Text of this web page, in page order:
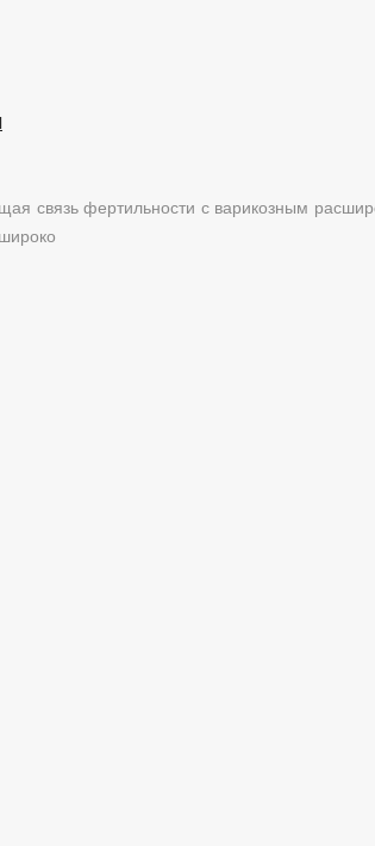
связь фертильности с варикозным